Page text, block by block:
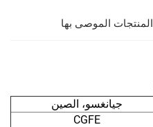
المنتجات الموصى بها
جيانغسو، الصين
CGFE